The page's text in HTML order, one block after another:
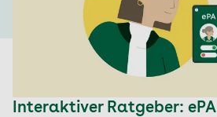
Interaktiver Ratgeber: ePA